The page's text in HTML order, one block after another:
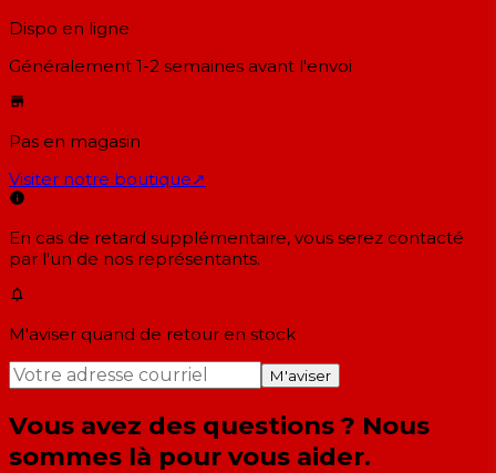
Dispo en ligne
Généralement 1-2 semaines avant l'envoi
Pas en magasin
Visiter notre boutique↗
En cas de retard supplémentaire, vous serez contacté
par l'un de nos représentants.
M'aviser quand de retour en stock
M'aviser
Vous avez des questions ? Nous
sommes là pour vous aider.